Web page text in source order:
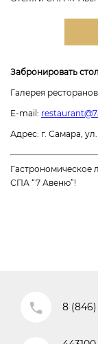
Забронировать
Галерея
E-mail:
Адрес: г. Самара,
Гастрономическое
СПА “7 Авеню”!
8 (846)